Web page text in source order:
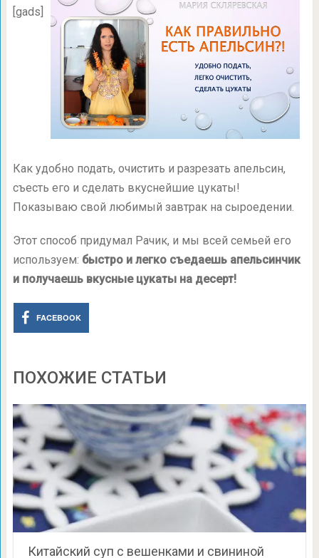
[gads]
Как удобно подать, очистить и разрезать апельсин,
съесть его и сделать вкуснейшие цукаты!
Показываю свой любимый завтрак на сыроедении.
Этот способ придумал Рачик, и мы всей семьей его
используем: быстро и легко съедаешь апельсинчик
и получаешь вкусные цукаты на десерт!
FACEBOOK
ПОХОЖИЕ СТАТЬИ
Китайский суп с вешенками и свининой